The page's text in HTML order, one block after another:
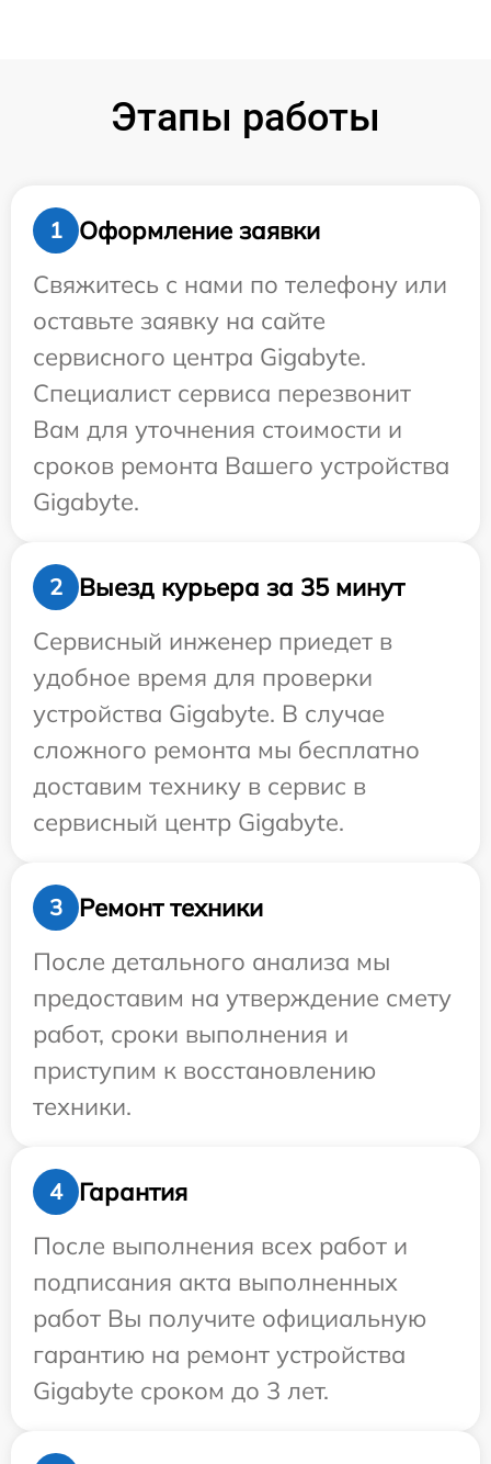
Этапы работы
1
Оформление заявки
Свяжитесь с нами по телефону или
оставьте заявку на сайте
сервисного центра Gigabyte.
Специалист сервиса перезвонит
Вам для уточнения стоимости и
сроков ремонта Вашего устройства
Gigabyte.
2
Выезд курьера за 35 минут
Сервисный инженер приедет в
удобное время для проверки
устройства Gigabyte. В случае
сложного ремонта мы бесплатно
доставим технику в сервис в
сервисный центр Gigabyte.
3
Ремонт техники
После детального анализа мы
предоставим на утверждение смету
работ, сроки выполнения и
приступим к восстановлению
техники.
4
Гарантия
После выполнения всех работ и
подписания акта выполненных
работ Вы получите официальную
гарантию на ремонт устройства
Gigabyte сроком до 3 лет.